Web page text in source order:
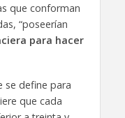
que conforman
“poseerían
para hacer
se define para
que cada